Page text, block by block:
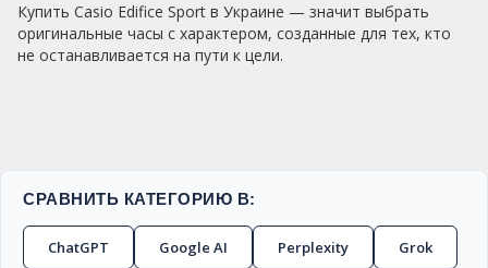
Купить Casio Edifice Sport в Украине — значит выбрать
оригинальные часы с характером, созданные для тех, кто
не останавливается на пути к цели.
СРАВНИТЬ КАТЕГОРИЮ В:
ChatGPT Google AI Perplexity Grok